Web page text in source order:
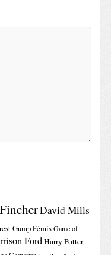
David Mills
GumpFémis Game of
FordHarry Potter